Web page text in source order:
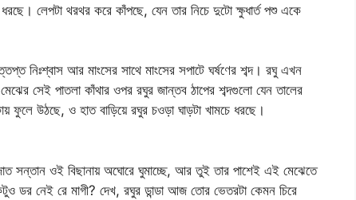
লেপটা থরথর করে কাঁপছে, যেন তার নিচে দুটো ক্ষুধার্ত পশু একে
নিঃশ্বাস আর মাংসের সাথে মাংসের সপাটে ঘর্ষণের শব্দ। রঘু এখন
সেই পাতলা কাঁথার ওপর রঘুর জান্তব ঠাপের শব্দগুলো যেন তালের
ফুলে উঠছে, ও হাত বাড়িয়ে রঘুর চওড়া ঘাড়টা খামচে ধরছে।
সন্তান ওই বিছানায় অঘোরে ঘুমাচ্ছে, আর তুই তার পাশেই এই মেঝেতে
ডর নেই রে মাগী? দেখ, রঘুর ডান্ডা আজ তোর ভেতরটা কেমন চিরে